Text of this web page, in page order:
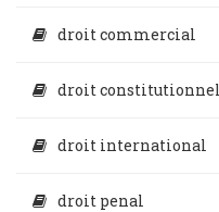
droit commercial
droit constitutionnel
droit international
droit penal